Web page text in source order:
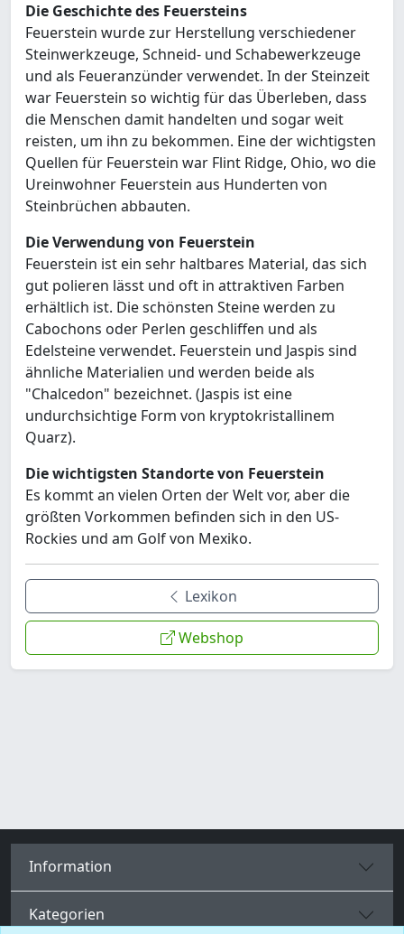
Die Geschichte des Feuersteins
Feuerstein wurde zur Herstellung verschiedener
Steinwerkzeuge, Schneid- und Schabewerkzeuge
und als Feueranzünder verwendet. In der Steinzeit
war Feuerstein so wichtig für das Überleben, dass
die Menschen damit handelten und sogar weit
reisten, um ihn zu bekommen. Eine der wichtigsten
Quellen für Feuerstein war Flint Ridge, Ohio, wo die
Ureinwohner Feuerstein aus Hunderten von
Steinbrüchen abbauten.
Die Verwendung von Feuerstein
Feuerstein ist ein sehr haltbares Material, das sich
gut polieren lässt und oft in attraktiven Farben
erhältlich ist. Die schönsten Steine werden zu
Cabochons oder Perlen geschliffen und als
Edelsteine verwendet. Feuerstein und Jaspis sind
ähnliche Materialien und werden beide als
"Chalcedon" bezeichnet. (Jaspis ist eine
undurchsichtige Form von kryptokristallinem
Quarz).
Die wichtigsten Standorte von Feuerstein
Es kommt an vielen Orten der Welt vor, aber die
größten Vorkommen befinden sich in den US-
Rockies und am Golf von Mexiko.
Lexikon
Webshop
Information
Kategorien